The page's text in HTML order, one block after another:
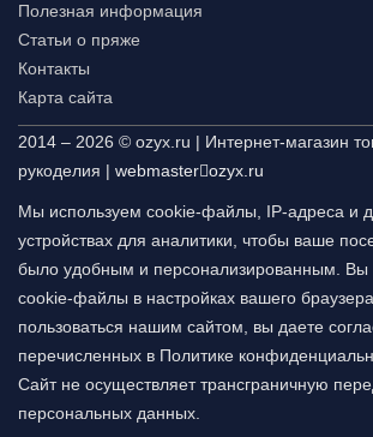
Полезная информация
Статьи о пряже
Контакты
Карта сайта
2014 – 2026 © ozyx.ru | Интернет-магазин
рукоделия | webmaster ozyx.ru
Мы используем cookie-файлы, IP-адреса и
устройствах для аналитики, чтобы ваше
было удобным и персонализированным. Вы
cookie-файлы в настройках вашего
пользоваться нашим сайтом, вы даете
перечисленных в Политике
Сайт не осуществляет трансграничную
персональных данных.